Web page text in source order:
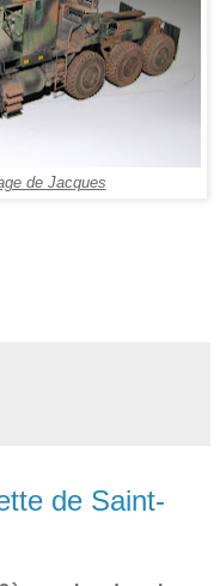
de Jacques
de Saint-